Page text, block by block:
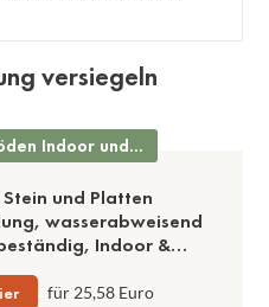
versiegeln
Ideale Lösung für Steinböden Indoor und Outdoor
und Platten
wasserabweisend
Indoor &
ml, für alle
Steine
für 25,58 Euro